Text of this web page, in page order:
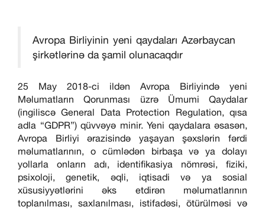
Avropa Birliyinin yeni qaydaları Azərbaycan
şirkətlərinə da şamil olunacaqdır
25 May 2018-ci ildən Avropa Birliyində yeni
Məlumatların Qorunması üzrə Ümumi Qaydalar
(ingiliscə General Data Protection Regulation, qısa
adla “GDPR”) qüvvəyə minir. Yeni qaydalara əsasən,
Avropa Birliyi ərazisində yaşayan şəxslərin fərdi
məlumatlarının, o cümlədən birbaşa və ya dolayı
yollarla onların adı, identifikasiya nömrəsi, fiziki,
psixoloji, genetik, əqli, iqtisadi və ya sosial
xüsusiyyətlərini əks etdirən məlumatlarının
toplanılması, saxlanılması, istifadəsi, ötürülməsi və